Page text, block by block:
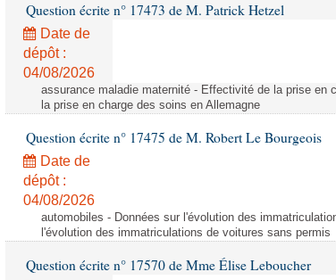
Question écrite n° 17473 de M. Patrick Hetzel
Date de
dépôt :
04/08/2026
assurance maladie maternité - Effectivité de la prise en
la prise en charge des soins en Allemagne
Question écrite n° 17475 de M. Robert Le Bourgeois
Date de
dépôt :
04/08/2026
automobiles - Données sur l'évolution des
l'évolution des immatriculations de voitures sans permis
Question écrite n° 17570 de Mme Élise Leboucher